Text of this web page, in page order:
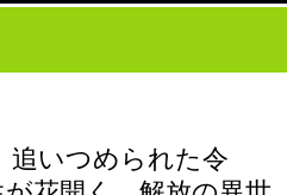
追いつめられた令